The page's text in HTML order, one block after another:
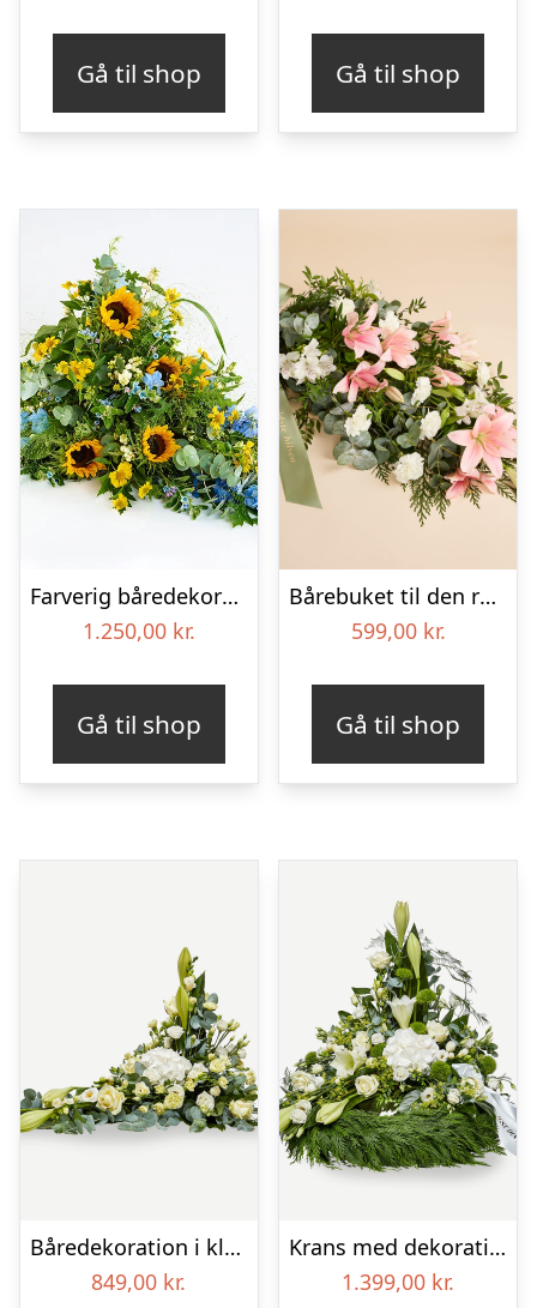
Gå til shop Gå til shop
Farverig båredekoration i gul og blå – Blomster til begravelse
1.250,00 kr.
Gå til shop
Bårebuket til den rolige afsked med bånd
599,00 kr.
Gå til shop
Båredekoration i klassisk stil – creme
849,00 kr.
Krans med dekoration i klassisk stil og bånd creme
1.399,00 kr.